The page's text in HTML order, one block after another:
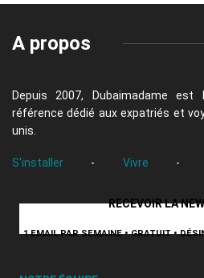
A propos
Depuis 2007, Dubaimadame
référence dédié aux expatriés et
unis.
S'installer - Vivre -
RECEVOIR LA
1 EMAIL PAR SEMAINE • GRATUIT •